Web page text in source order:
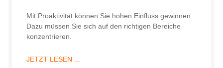
Mit Proaktivität können Sie hohen Einfluss gewinnen.
Dazu müssen Sie sich auf den richtigen Bereiche
konzentrieren.
JETZT LESEN ...